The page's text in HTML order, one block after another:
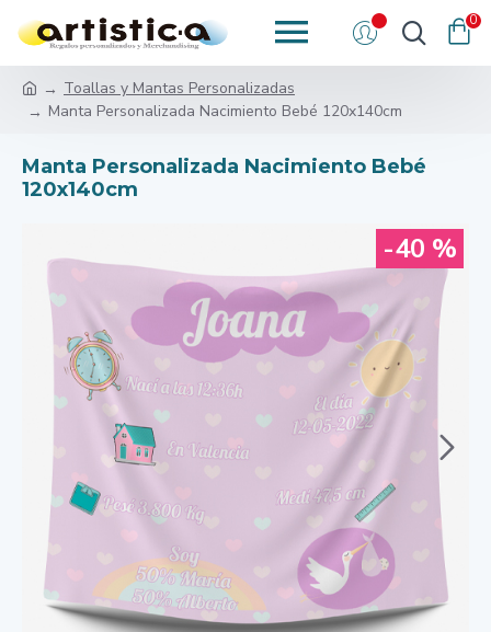
0
Toallas y Mantas Personalizadas
Manta Personalizada Nacimiento Bebé 120x140cm
Manta Personalizada Nacimiento Bebé
120x140cm
-40 %